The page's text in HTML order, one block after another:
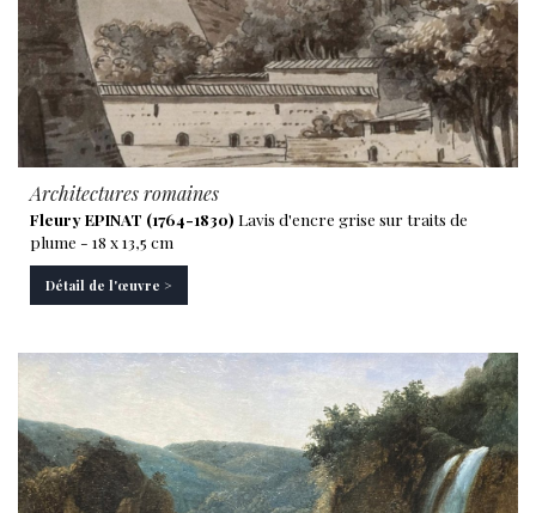
Architectures romaines
Fleury EPINAT (1764-1830) Lavis d'encre grise sur traits de
plume - 18 x 13,5 cm
Détail de l'œuvre >